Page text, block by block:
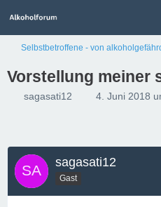
Selbstbetroffene - von
Vorstellung meiner
sagasati12 4. Juni 2018
sagasati12
Gast